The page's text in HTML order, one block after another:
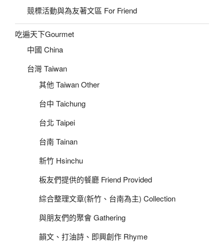
競標活動與為友著文區 For Friend
吃遍天下Gourmet
中國 China
台灣 Taiwan
其他 Taiwan Other
台中 Taichung
台北 Taipei
台南 Tainan
新竹 Hsinchu
板友們提供的餐廳 Friend Provided
綜合整理文章(新竹、台南為主) Collection
與朋友們的聚會 Gathering
韻文、打油詩、即興創作 Rhyme